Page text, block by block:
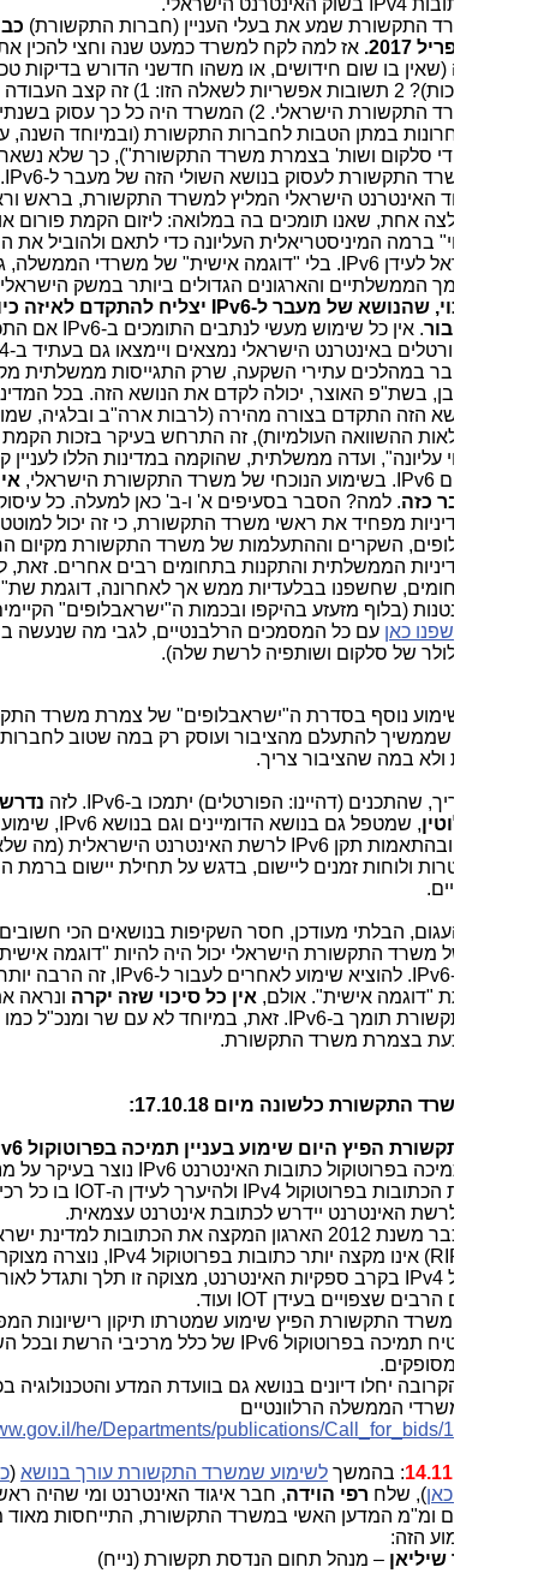
IPv4בשוק האינטרנט הישראלי.
התקשורת שמע את בעלי העניין (חברות התקשורת)כבר
אז למה לקח למשרד כמעט שנה וחצי להכין את השימוע
(שאין בו שום חידושים, או משהו חדשני הדורש בדיקות טכניות
ארוכות)? 2 תשובות אפשריות לשאלה הזו: 1) זה קצב העבודה הרגיל של
משרד התקשורת הישראלי. 2) המשרד היה כל כך עסוק בשנתיים
במתן הטבות לחברות התקשורת (ובמיוחד השנה, ע"י "קליקת
סלקום ושות' בצמרת משרד התקשורת"), כך שלא נשאר זמן
התקשורת לעסוק בנושא השולי הזה של מעבר ל-IPv6
.
האינטרנט הישראלי המליץ למשרד התקשורת, בראש וראשונה,
אחת, שאנו תומכים בה במלואה: ליזום הקמת פורום או "ועדת
ברמה המיניסטריאלית העליונה כדי לתאם ולהוביל את המעבר של
IPv6 . בלי "דוגמה אישית" של משרדי הממשלה, גופי
הממשלתיים והארגונים הגדולים ביותר במשק הישראלי, אין כל
שהנושא של מעבר ל-IPv6יצליח להתקדם לאיזה כיוון מועיל
. אין כל שימוש מעשי לנתבים התומכים ב-IPv6אם התכנים
באינטרנט הישראלי נמצאים ויימצאו גם בעתיד ב-IPv4
.
במהלכים עתירי השקעה, שרק התגייסות ממשלתית מקיפה,
בשת"פ האוצר, יכולה לקדם את הנושא הזה. בכל המדינות בהן
הזה התקדם בצורה מהירה (לרבות ארה"ב ובלגיה, שמובילות את
ההשוואה העולמיות), זה התרחש בעיקר בזכות הקמת "ועדת
עליונה", ועדה ממשלתית, שהוקמה במדינות הללו לעניין קידום
. בשימוע הנוכחי של משרד התקשורת הישראלי,אין זכר
. למה? הסבר בסעיפים א' ו-ב' כאן למעלה. כל עיסוק
מפחיד את ראשי משרד התקשורת, כי זה יכול למוטט את כל
השקרים וההתעלמות של משרד התקשורת מקיום החוק,
הממשלתית והתקנות בתחומים רבים אחרים. זאת, לרבות
שחשפנו בבלעדיות ממש אך לאחרונה, דוגמת שת"פ
(בלוף מזעזע בהיקפו ובכמות ה"ישראבלופים" הקיימים בו,
עם כל המסמכים הרלבנטיים, לגבי מה שנעשה ברשת
של סלקום ושותפיה לרשת שלה).
נוסף בסדרת ה"ישראבלופים" של צמרת משרד התקשורת
שממשיך להתעלם מהציבור ועוסק רק במה שטוב לחברות
במה שהציבור צריך.
שהתכנים (דהיינו: הפורטלים) יתמכו ב-IPv6. לזהנדרש שימוע
, שמטפל גם בנושא הדומיינים וגם בנושאIPv6, שימוע המטפל
תקןIPv6לרשת האינטרנט הישראלית (מה שלא נעשה)
ולוחות זמנים ליישום, בדגש על תחילת יישום ברמת הפורטלים
הבלתי מעודכן, חסר השקיפות בנושאים הכי חשובים והפגום
משרד התקשורת הישראלי יכול היה להיות "דוגמה אישית" כמוביל
. להוציא שימוע לאחרים לעבור ל-IPv6, זה הרבה יותר קל
"דוגמה אישית". אולם,אין כל סיכוי שזה יקרה ונראה את אתר
תומך ב-IPv6. זאת, במיוחד לא עם שר ומנכ"ל כמו אלה
כעת בצמרת משרד התקשורת.
התקשורת כלשונה מיום 17.10.18:
הפיץ היום שימוע בעניין תמיכה בפרוטוקולIPv6
.
בפרוטוקול כתובות האינטרנט IPv6נוצר בעיקר על מנת לפתור
הכתובות בפרוטוקולIPv4ולהיערך לעידן ה-IOTבו כל רכיב
האינטרנט יידרש לכתובת אינטרנט עצמאית.
מאחר שכבר משנת 2012 הארגון המקצה את הכתובות למדינת ישראל
אינו מקצה יותר כתובות בפרוטוקול,IPv4נוצרה מצוקת כתובות
בקרב ספקיות האינטרנט, מצוקה זו תלך ותגדל לאור
הרבים שצפויים בעידןIOT ועוד.
התקשורת הפיץ שימוע שמטרתו תיקון רישיונות המפעילים על
תמיכה בפרוטוקולIPv6של כלל מרכיבי הרשת ובכל השירותים
יחלו דיונים בנושא גם בוועדת המדע והטכנולוגיה בכנסת
הממשלה הרלוונטיים
https://www.gov.il/he/Departments/publications/Call_for_bids/
: בהמשךלשימוע שמשרד התקשורת עורך בנושא(כמנותח
רפי הוידה , חבר איגוד האינטרנט ומי שהיה ראש אגף
ומ"מ המדען האשי במשרד התקשורת, התייחסות מאוד מעניינת
– מנהל תחום הנדסת תקשורת (נייח)